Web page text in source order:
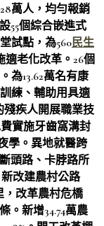
萬人，均勻報銷
55個綜合嵌進式
試點，為560民生
老化改革。26個
為13.62萬名有康
練、輔助用具適
殘疾人開展職業技
實施牙齒窩溝封
學。異地就醫跨
頭路、卡脖路所
改建農村公路
，改革農村危橋
。新增34.74萬農